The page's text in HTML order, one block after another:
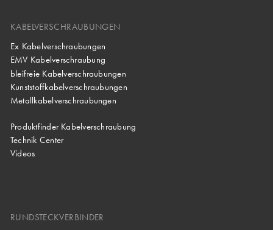
KABELVERSCHRAUBUNGEN
Ex Kabelverschraubungen
EMV Kabelverschraubung
bleifreie Kabelverschraubungen
Kunststoffkabelverschraubungen
Metallkabelverschraubungen
Produktfinder Kabelverschraubung
Technik Center
Videos
RUNDSTECKVERBINDER